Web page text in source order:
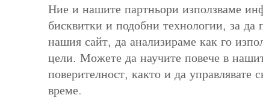
Outlet |
Ние и нашите партньори използваме
бисквитки и подобни технологии, за
нашия сайт, да анализираме как го
цели. Можете да научите повече в
поверителност, както и да управлявате
време.
1